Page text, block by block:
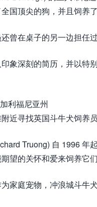
国顶尖的狗，并且饲养
曾在桌子的另一边担任
象深刻的简历，并以特
利福尼亚州
近寻找英国斗牛犬饲养
Truong) 自 1996
望的关怀和爱来饲养它们
家庭宠物，冲浪城斗牛